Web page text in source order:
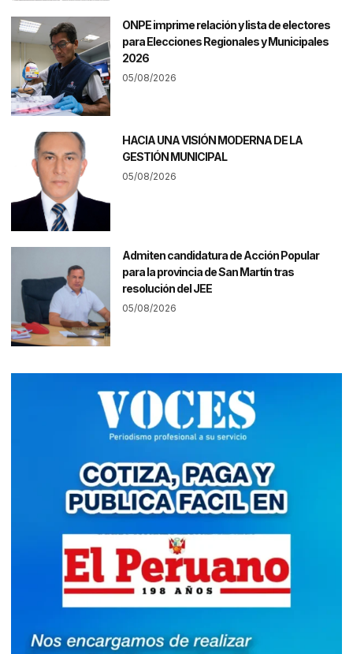
ONPE imprime relación y lista de electores
para Elecciones Regionales y Municipales
2026
05/08/2026
HACIA UNA VISIÓN MODERNA DE LA
GESTIÓN MUNICIPAL
05/08/2026
Admiten candidatura de Acción Popular
para la provincia de San Martín tras
resolución del JEE
05/08/2026